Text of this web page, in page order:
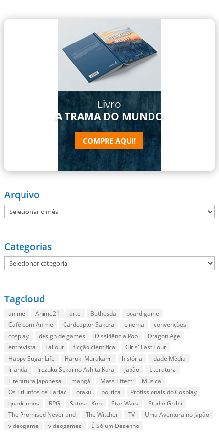
Livro
A TRAMA DO MUNDO
COMPRE AQUI!
Arquivo
Arquivo
Categorias
Categorias
Tagcloud
anime Anime21 arte Bethesda
board game
Café com Anime
Cardcaptor Sakura cinema
convenções
cosplay
design de games Dissidência Pop
Dragon Age
entrevista
Fallout ficção científica
Girls' Last Tour
Happy Sugar Life
Haruki Murakami história
Idade Média
Irlanda
Irozuku Sekai no Ashita Kara Japão
Literatura
Literatura Japonesa
mangá Mass Effect
Música
Os Triunfos de Tarlac
otaku política
Profissionais do Cosplay
quadrinhos
RPG Satoshi Kon Star Wars
Studio Ghibli
The Promised Neverland
The Witcher TV
Uma Aventura no Japão
videogame
videogames É Só um Desenho